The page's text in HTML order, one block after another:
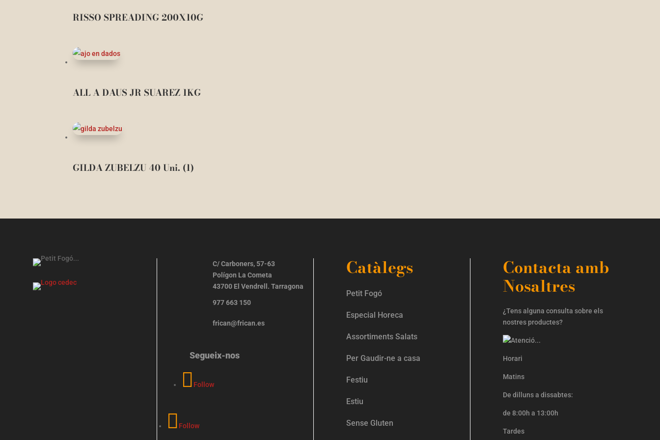
RISSO SPREADING 200X10G
ALL A DAUS JR SUAREZ 1KG
GILDA ZUBELZU 40 Uni. (1)
C/ Carboners, 57-63
Polígon La Cometa
43700 El Vendrell. Tarragona
977 663 150
frican@frican.es
Segueix-nos
Follow
Follow
Catàlegs
Petit Fogó
Especial Horeca
Assortiments Salats
Per Gaudir-ne a casa
Festiu
Estiu
Sense Gluten
Contacta amb
Nosaltres
¿Tens alguna consulta sobre els
nostres productes?
Horari
Matins
De dilluns a dissabtes:
de 8:00h a 13:00h
Tardes